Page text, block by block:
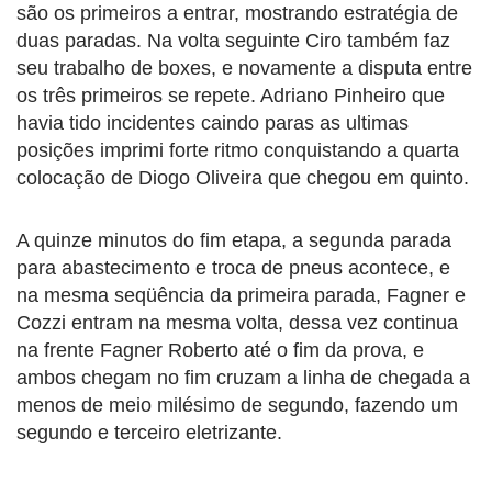
são os primeiros a entrar, mostrando estratégia de
duas paradas. Na volta seguinte Ciro também faz
seu trabalho de boxes, e novamente a disputa entre
os três primeiros se repete. Adriano Pinheiro que
havia tido incidentes caindo paras as ultimas
posições imprimi forte ritmo conquistando a quarta
colocação de Diogo Oliveira que chegou em quinto.
A quinze minutos do fim etapa, a segunda parada
para abastecimento e troca de pneus acontece, e
na mesma seqüência da primeira parada, Fagner e
Cozzi entram na mesma volta, dessa vez continua
na frente Fagner Roberto até o fim da prova, e
ambos chegam no fim cruzam a linha de chegada a
menos de meio milésimo de segundo, fazendo um
segundo e terceiro eletrizante.